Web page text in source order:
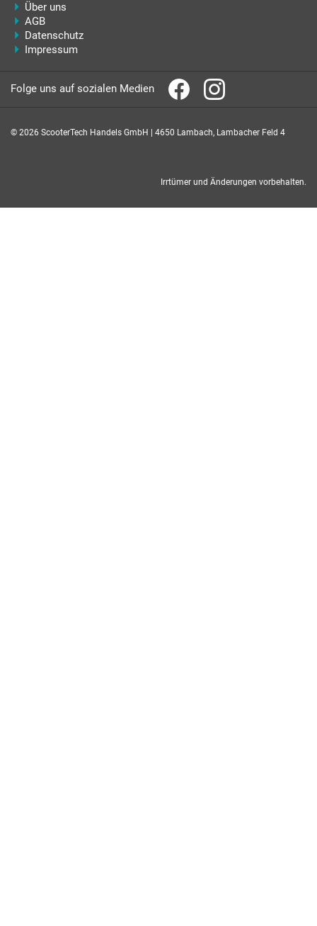
Über uns
AGB
Datenschutz
Impressum
Folge uns auf sozialen Medien
© 2026 ScooterTech Handels GmbH | 4650 Lambach, Lambacher Feld 4
Irrtümer und Änderungen vorbehalten.